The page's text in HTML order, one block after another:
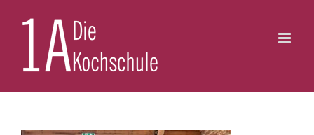
Inhalt